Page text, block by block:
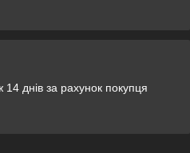
днів за рахунок покупця